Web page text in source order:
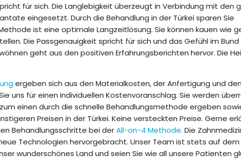
für sich. Die Langlebigkeit überzeugt in Verbindung mit den
eingesetzt. Durch die Behandlung in der Türkei sparen Sie
ist eine optimale Langzeitlösung. Sie können kauen wie
Die Passgenauigkeit spricht für sich und das Gefühl im Bund
geht aus den positiven Erfahrungsberichten hervor. Die
ergeben sich aus den Materialkosten, der Anfertigung und
uns für einen individuellen Kostenvoranschlag. Sie werden
einen durch die schnelle Behandlungsmethode ergeben
Preisen in der Türkei. Keine versteckten Preise. Gerne
Behandlungsschritte bei derAll-on-4 Methode. Die
Technologien hervorgebracht. Unser Team ist stets auf dem
wunderschönes Land und seien Sie wie all unsere Patienten